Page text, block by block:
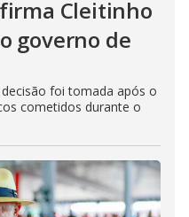
Cleitinho
governo de
foi tomada após o
cometidos durante o